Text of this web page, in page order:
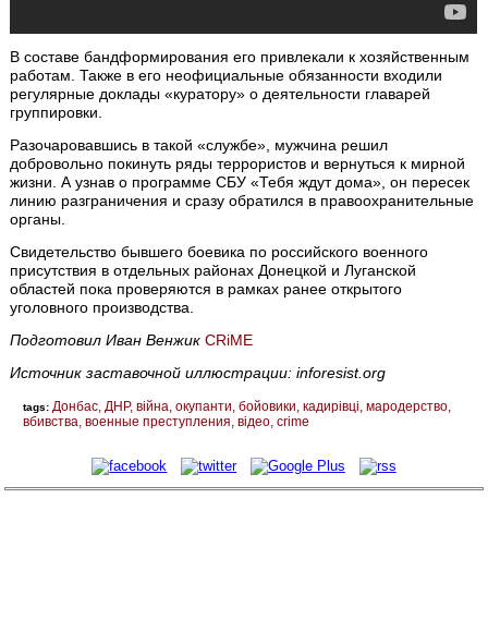
В составе бандформирования его привлекали к хозяйственным
работам. Также в его неофициальные обязанности входили
регулярные доклады «куратору» о деятельности главарей
группировки.
Разочаровавшись в такой «службе», мужчина решил
добровольно покинуть ряды террористов и вернуться к мирной
жизни. А узнав о программе СБУ «Тебя ждут дома», он пересек
линию разграничения и сразу обратился в правоохранительные
органы.
Свидетельство бывшего боевика по российского военного
присутствия в отдельных районах Донецкой и Луганской
областей пока проверяются в рамках ранее открытого
уголовного производства.
Подготовил Иван ВенжикCRiME
Источник заставочной иллюстрации: inforesist.org
tags: Донбас ДНР війна окупанти бойовики кадирівці мародерство
вбивства военные преступления відео crime